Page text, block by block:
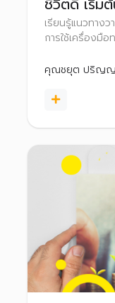
ชีวิตดี เริ่ม
เรียนรู้แนวทางว
การใช้เครื่องมือ
ของตนเองได้
คุณชยุต ปริญญ